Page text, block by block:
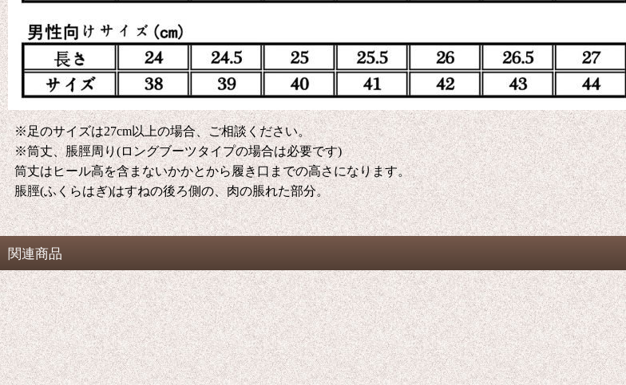
※足のサイズは27cm以上の場合、ご相談ください。
※筒丈、脹脛周り(ロングブーツタイプの場合は必要です)
筒丈はヒール高を含まないかかとから履き口までの高さになります。
脹脛(ふくらはぎ)はすねの後ろ側の、肉の脹れた部分。
関連商品